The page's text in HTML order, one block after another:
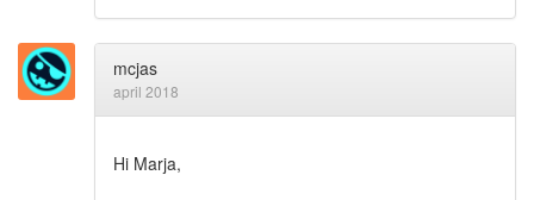
mcjas
april 2018
Hi Marja,